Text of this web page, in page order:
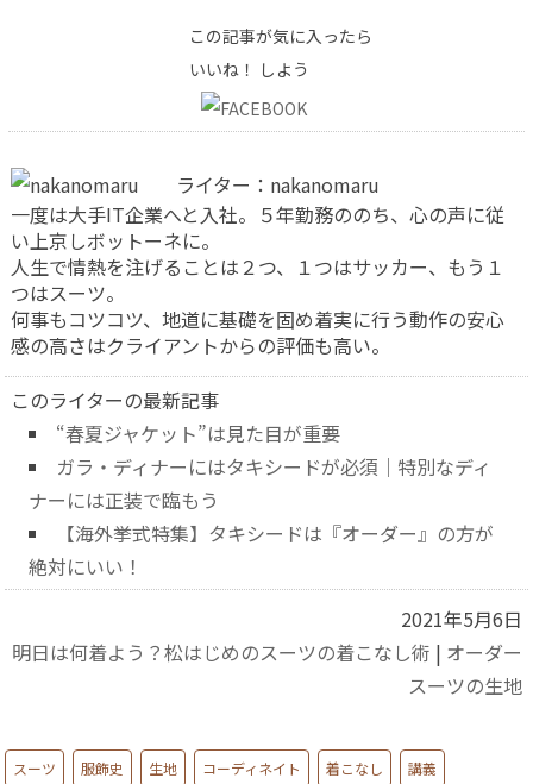
この記事が気に入ったら
いいね！ しよう
ライター：nakanomaru
一度は大手IT企業へと入社。５年勤務ののち、心の声に従
い上京しボットーネに。
人生で情熱を注げることは２つ、１つはサッカー、もう１
つはスーツ。
何事もコツコツ、地道に基礎を固め着実に行う動作の安心
感の高さはクライアントからの評価も高い。
このライターの最新記事
“春夏ジャケット”は見た目が重要
ガラ・ディナーにはタキシードが必須｜特別なディ
ナーには正装で臨もう
【海外挙式特集】タキシードは『オーダー』の方が
絶対にいい！
2021年5月6日
明日は何着よう？松はじめのスーツの着こなし術 | オーダー
スーツの生地
スーツ 服飾史 生地 コーディネイト 着こなし 講義